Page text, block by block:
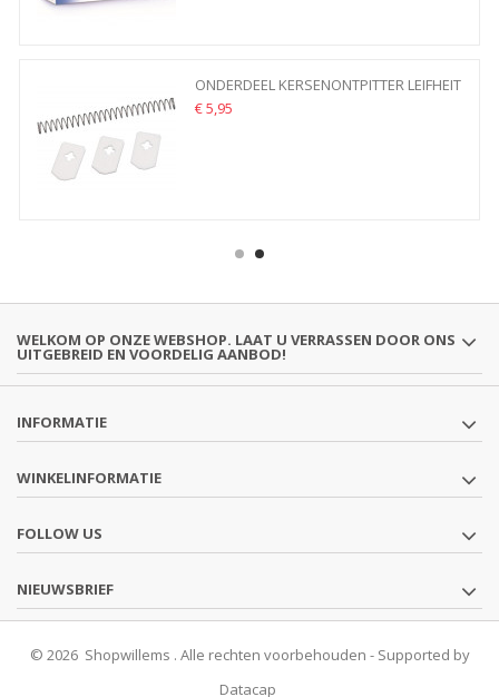
ONDERDEEL KERSENONTPITTER LEIFHEIT
37200 CHERRYMAT 2.0...
€ 5,95
WELKOM OP ONZE WEBSHOP. LAAT U VERRASSEN DOOR ONS
UITGEBREID EN VOORDELIG AANBOD!
INFORMATIE
WINKELINFORMATIE
FOLLOW US
NIEUWSBRIEF
© 2026 Shopwillems . Alle rechten voorbehouden - Supported by
Datacap